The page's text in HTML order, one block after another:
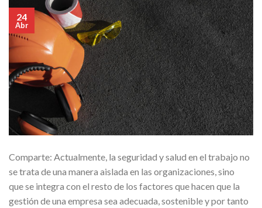
24
Abr
Comparte: Actualmente, la seguridad y salud en el trabajo no
se trata de una manera aislada en las organizaciones, sino
que se integra con el resto de los factores que hacen que la
gestión de una empresa sea adecuada, sostenible y por tanto